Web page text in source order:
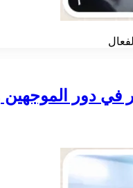
في دور الموجهين